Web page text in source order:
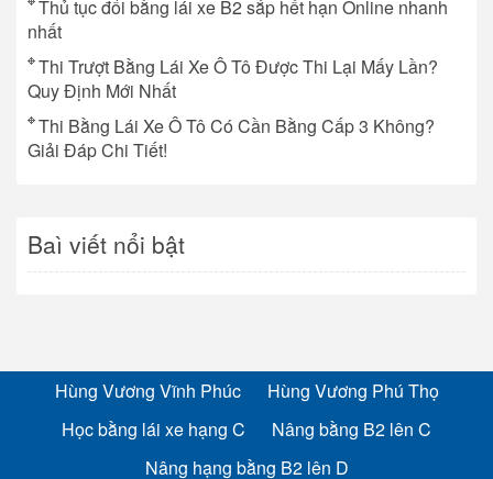
Thủ tục đổi bằng lái xe B2 sắp hết hạn Online nhanh
nhất
Thi Trượt Bằng Lái Xe Ô Tô Được Thi Lại Mấy Lần?
Quy Định Mới Nhất
Thi Bằng Lái Xe Ô Tô Có Cần Bằng Cấp 3 Không?
Giải Đáp Chi Tiết!
Baì viết nổi bật
Hùng Vương Vĩnh Phúc
Hùng Vương Phú Thọ
Học bằng lái xe hạng C
Nâng bằng B2 lên C
Nâng hạng bằng B2 lên D